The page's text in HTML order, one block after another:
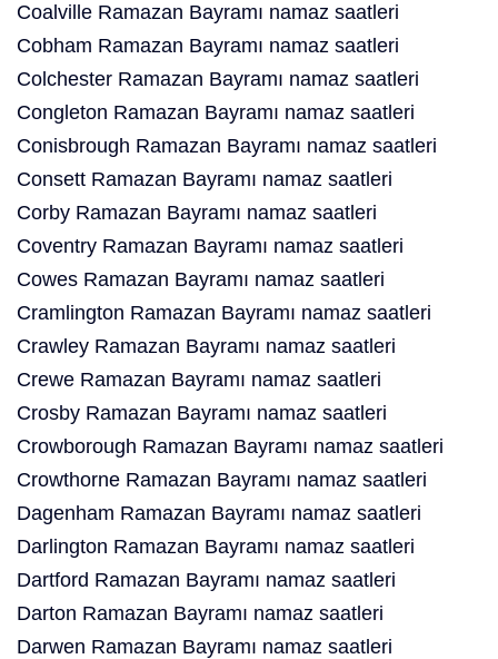
Coalville Ramazan Bayramı namaz saatleri
Cobham Ramazan Bayramı namaz saatleri
Colchester Ramazan Bayramı namaz saatleri
Congleton Ramazan Bayramı namaz saatleri
Conisbrough Ramazan Bayramı namaz saatleri
Consett Ramazan Bayramı namaz saatleri
Corby Ramazan Bayramı namaz saatleri
Coventry Ramazan Bayramı namaz saatleri
Cowes Ramazan Bayramı namaz saatleri
Cramlington Ramazan Bayramı namaz saatleri
Crawley Ramazan Bayramı namaz saatleri
Crewe Ramazan Bayramı namaz saatleri
Crosby Ramazan Bayramı namaz saatleri
Crowborough Ramazan Bayramı namaz saatleri
Crowthorne Ramazan Bayramı namaz saatleri
Dagenham Ramazan Bayramı namaz saatleri
Darlington Ramazan Bayramı namaz saatleri
Dartford Ramazan Bayramı namaz saatleri
Darton Ramazan Bayramı namaz saatleri
Darwen Ramazan Bayramı namaz saatleri